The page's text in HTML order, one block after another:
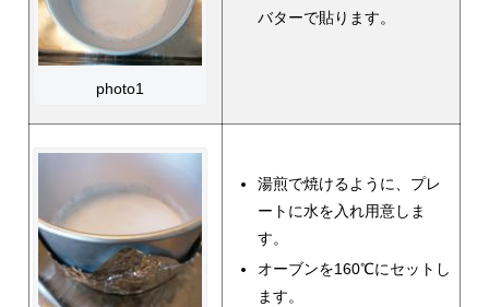
photo1
バターで貼ります。
湯煎で焼けるように、プレ
ートに水を入れ用意しま
す。
オーブンを160℃にセットし
ます。